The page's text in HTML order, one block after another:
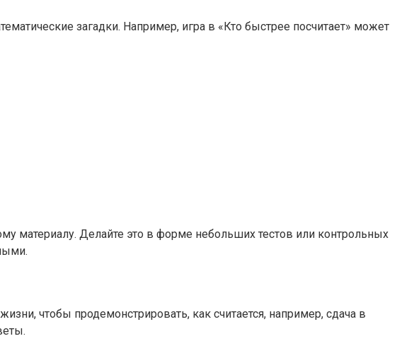
загадки. Например, игра в «Кто быстрее посчитает» может
материалу. Делайте это в форме небольших тестов или контрольных
чтобы продемонстрировать, как считается, например, сдача в